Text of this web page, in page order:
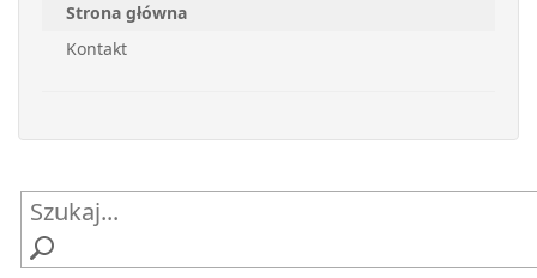
Strona główna
Kontakt